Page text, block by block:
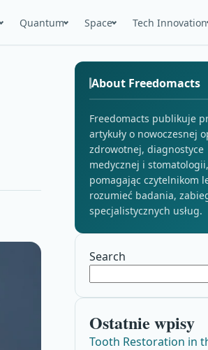
Quantum Space Tech Innovation
About Freedomacts
Freedomacts publikuje
artykuły o nowoczesnej
zdrowotnej, diagnostyce
medycznej i stomatologii,
pomagając czytelnikom
rozumieć badania,
specjalistycznych usług.
Search
Ostatnie wpisy
Tooth Restoration in